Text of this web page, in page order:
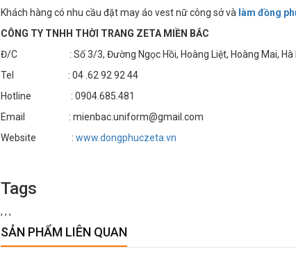
Khách hàng có nhu cầu đặt may áo vest nữ công sở và làm đồng
CÔNG TY TNHH THỜI TRANG ZETA MIỀN BẮC
Đ/C : Số 3/3, Đường Ngọc Hồi, Hoàng Liệt, Hoàng Mai, Hà
Tel : 04 .62 92 92 44
Hotline : 0904.685.481
Email : mienbac.uniform@gmail.com
Website : www.dongphuczeta.vn
Tags
, , ,
SẢN PHẨM LIÊN QUAN